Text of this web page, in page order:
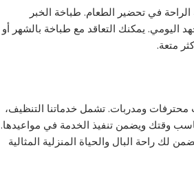
في تحضير الطعام. طباخة الخبر
اليومي. يمكنك التعاقد مع طباخة بالشهر أو
متعة.
ومدربات. تشمل خدماتنا التنظيف،
وقتك ويضمن تنفيذ الخدمة في مواعيدها.
راحة البال والحياة المنزلية المثالية